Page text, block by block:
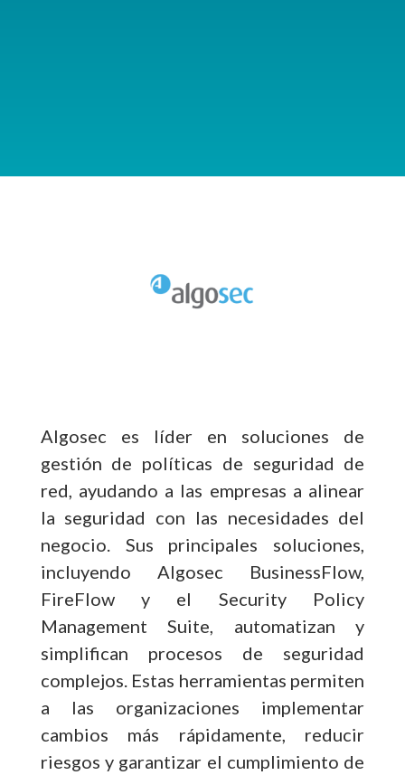
Algosec es líder en soluciones de
gestión de políticas de seguridad de
red, ayudando a las empresas a alinear
la seguridad con las necesidades del
negocio. Sus principales soluciones,
incluyendo Algosec BusinessFlow,
FireFlow y el Security Policy
Management Suite, automatizan y
simplifican procesos de seguridad
complejos. Estas herramientas permiten
a las organizaciones implementar
cambios más rápidamente, reducir
riesgos y garantizar el cumplimiento de